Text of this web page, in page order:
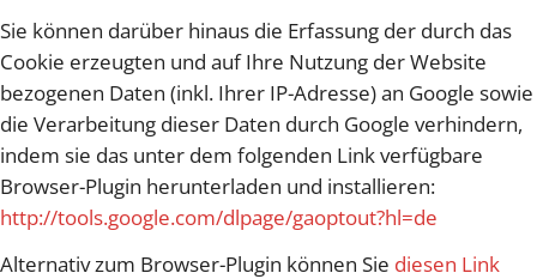
Sie können darüber hinaus die Erfassung der durch das
Cookie erzeugten und auf Ihre Nutzung der Website
bezogenen Daten (inkl. Ihrer IP-Adresse) an Google sowie
die Verarbeitung dieser Daten durch Google verhindern,
indem sie das unter dem folgenden Link verfügbare
Browser-Plugin herunterladen und installieren:
http://tools.google.com/dlpage/gaoptout?hl=de
Alternativ zum Browser-Plugin können Sie diesen Link